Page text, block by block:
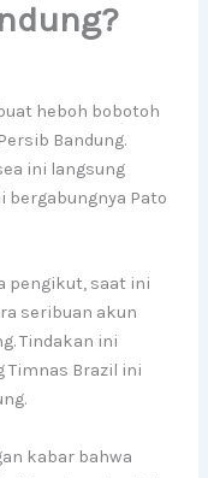
heboh bobotoh
Bandung.
ini langsung
bergabungnya Pato
pengikut, saat ini
seribuan akun
Tindakan ini
Timnas Brazil ini
kabar bahwa